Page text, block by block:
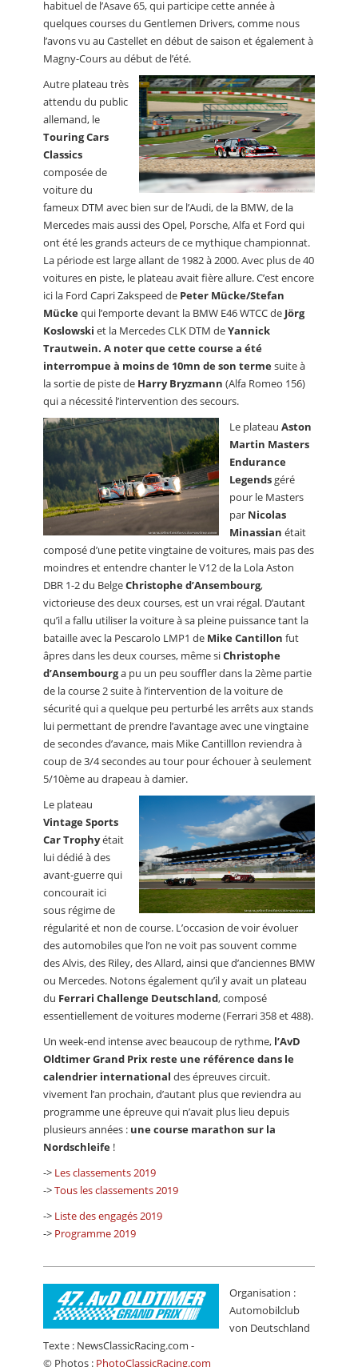
habituel de l’Asave 65, qui participe cette année à
quelques courses du Gentlemen Drivers, comme nous
l’avons vu au Castellet en début de saison et également à
Magny-Cours au début de l’été.
Autre plateau très
attendu du public
allemand, le
Touring Cars
Classics
composée de
voiture du
fameux DTM avec bien sur de l’Audi, de la BMW, de la
Mercedes mais aussi des Opel, Porsche, Alfa et Ford qui
ont été les grands acteurs de ce mythique championnat.
La période est large allant de 1982 à 2000. Avec plus de 40
voitures en piste, le plateau avait fière allure. C’est encore
ici la Ford Capri Zakspeed de Peter Mücke/Stefan
Mückequi l’emporte devant la BMW E46 WTCC de Jörg
Koslowski et la Mercedes CLK DTM deYannick
Trautwein. A noter que cette course a été
interrompue à moins de 10mn de son termesuite à
la sortie de piste de Harry Bryzmann (Alfa Romeo 156)
qui a nécessité l’intervention des secours.
Le plateau Aston
Martin Masters
Endurance
Legendsgéré
pour le Masters
par Nicolas
Minassian était
composé d’une petite vingtaine de voitures, mais pas des
moindres et entendre chanter le V12 de la Lola Aston
DBR 1-2 du BelgeChristophe d’Ansembourg,
victorieuse des deux courses, est un vrai régal. D’autant
qu’il a fallu utiliser la voiture à sa pleine puissance tant la
bataille avec la Pescarolo LMP1 de Mike Cantillon fut
âpres dans les deux courses, même siChristophe
d’Ansembourga pu un peu souffler dans la 2ème partie
de la course 2 suite à l’intervention de la voiture de
sécurité qui a quelque peu perturbé les arrêts aux stands
lui permettant de prendre l’avantage avec une vingtaine
de secondes d’avance, mais Mike Cantilllon reviendra à
coup de 3/4 secondes au tour pour échouer à seulement
5/10ème au drapeau à damier.
Le plateau
Vintage Sports
Car Trophyétait
lui dédié à des
avant-guerre qui
concourait ici
sous régime de
régularité et non de course. L’occasion de voir évoluer
des automobiles que l’on ne voit pas souvent comme
des Alvis, des Riley, des Allard, ainsi que d’anciennes BMW
ou Mercedes. Notons également qu’il y avait un plateau
du Ferrari Challenge Deutschland, composé
essentiellement de voitures moderne (Ferrari 358 et 488).
Un week-end intense avec beaucoup de rythme, l’AvD
Oldtimer Grand Prix reste une référence dans le
calendrier international des épreuves circuit.
vivement l’an prochain, d’autant plus que reviendra au
programme une épreuve qui n’avait plus lieu depuis
plusieurs années : une course marathon sur la
Nordschleife !
-> Les classements 2019
->Tous les classements 2019
-> Liste des engagés 2019
-> Programme 2019
Organisation :
Automobilclub
von Deutschland
Texte : NewsClassicRacing.com -
© Photos : PhotoClassicRacing.com